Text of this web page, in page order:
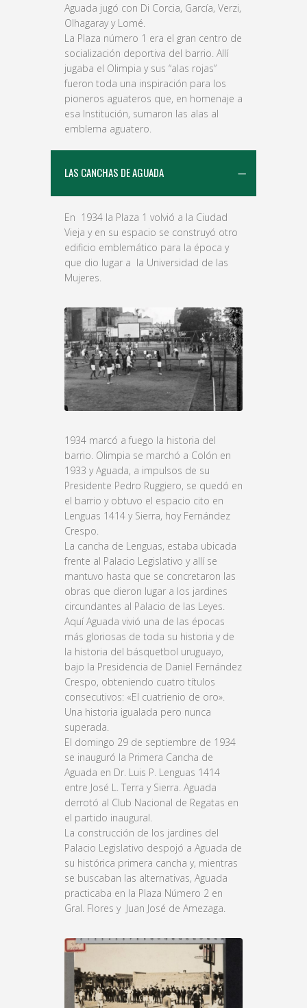
Aguada jugó con Di Corcia, García, Verzi,
Olhagaray y Lomé.
La Plaza número 1 era el gran centro de
socialización deportiva del barrio. Allí
jugaba el Olimpia y sus “alas rojas”
fueron toda una inspiración para los
pioneros aguateros que, en homenaje a
esa Institución, sumaron las alas al
emblema aguatero.
LAS CANCHAS DE AGUADA
En 1934 la Plaza 1 volvió a la Ciudad
Vieja y en su espacio se construyó otro
edificio emblemático para la época y
que dio lugar a la Universidad de las
Mujeres.
1934 marcó a fuego la historia del
barrio. Olimpia se marchó a Colón en
1933 y Aguada, a impulsos de su
Presidente Pedro Ruggiero, se quedó en
el barrio y obtuvo el espacio cito en
Lenguas 1414 y Sierra, hoy Fernández
Crespo.
La cancha de Lenguas, estaba ubicada
frente al Palacio Legislativo y allí se
mantuvo hasta que se concretaron las
obras que dieron lugar a los jardines
circundantes al Palacio de las Leyes.
Aquí Aguada vivió una de las épocas
más gloriosas de toda su historia y de
la historia del básquetbol uruguayo,
bajo la Presidencia de Daniel Fernández
Crespo, obteniendo cuatro títulos
consecutivos: «El cuatrienio de oro».
Una historia igualada pero nunca
superada.
El domingo 29 de septiembre de 1934
se inauguró la Primera Cancha de
Aguada en Dr. Luis P. Lenguas 1414
entre José L. Terra y Sierra. Aguada
derrotó al Club Nacional de Regatas en
el partido inaugural.
La construcción de los jardines del
Palacio Legislativo despojó a Aguada de
su histórica primera cancha y, mientras
se buscaban las alternativas, Aguada
practicaba en la Plaza Número 2 en
Gral. Flores y Juan José de Amezaga.